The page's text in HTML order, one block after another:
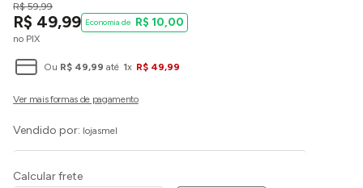
R$ 59,99
R$ 49,99
no PIX
R$ 10,00
Ou R$ 49,99 até 1x R$ 49,99
Vendido por: lojasmel
Calcular frete